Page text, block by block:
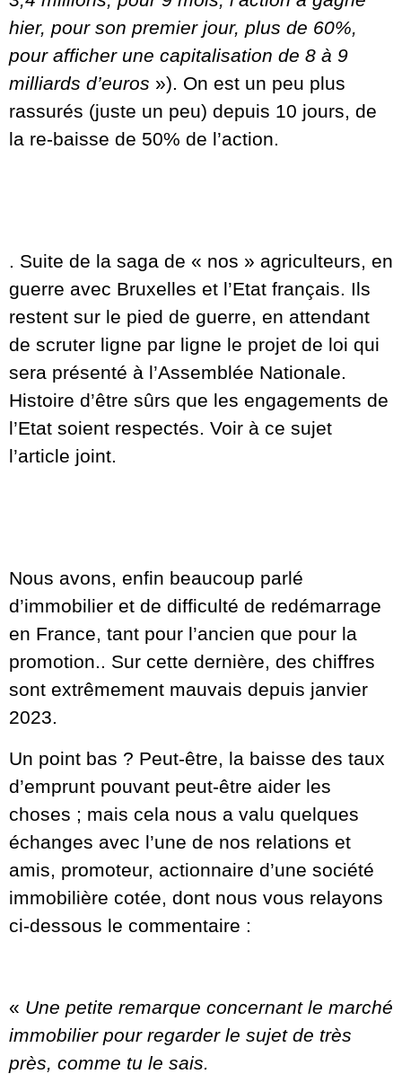
hier, pour son premier jour, plus de 60%,
pour afficher une capitalisation de 8 à 9
milliards d’euros »). On est un peu plus
rassurés (juste un peu) depuis 10 jours, de
la re-baisse de 50% de l’action.
. Suite de la saga de « nos » agriculteurs, en
guerre avec Bruxelles et l’Etat français. Ils
restent sur le pied de guerre, en attendant
de scruter ligne par ligne le projet de loi qui
sera présenté à l’Assemblée Nationale.
Histoire d’être sûrs que les engagements de
l’Etat soient respectés. Voir à ce sujet
l’article joint.
Nous avons, enfin beaucoup parlé
d’immobilier et de difficulté de redémarrage
en France, tant pour l’ancien que pour la
promotion.. Sur cette dernière, des chiffres
sont extrêmement mauvais depuis janvier
2023.
Un point bas ? Peut-être, la baisse des taux
d’emprunt pouvant peut-être aider les
choses ; mais cela nous a valu quelques
échanges avec l’une de nos relations et
amis, promoteur, actionnaire d’une société
immobilière cotée, dont nous vous relayons
ci-dessous le commentaire :
« Une petite remarque concernant le marché
immobilier pour regarder le sujet de très
près, comme tu le sais.